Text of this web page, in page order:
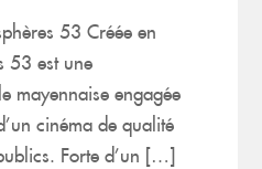
53 Créée en
53 est une
mayennaise engagée
cinéma de qualité
Forte d’un […]